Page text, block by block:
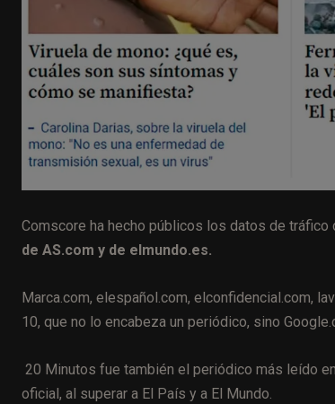
Comscore ha hecho públicos los datos de tráfico
de AS.com y de elmundo.es.
Marca.com, elespañol.com, elconfidencial.com,
10, que no lo encabeza un periódico, sino
20 Minutos fue también el periódico más leído
oficial, al superar a El País y a El Mundo.